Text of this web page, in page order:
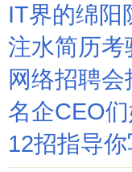
IT界的绵阳
注水简历
网络招聘会
名企CEO
12招指导